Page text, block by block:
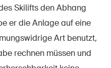
Skilifts den Abhang
er die Anlage auf eine
Art benutzt,
rechnen müssen und